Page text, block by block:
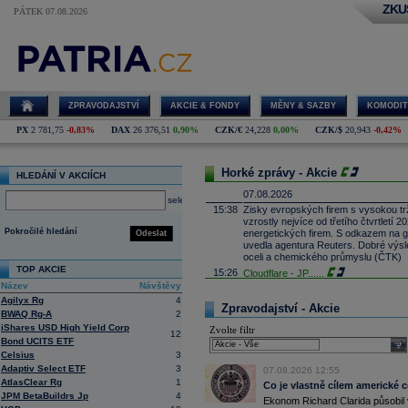
PÁTEK 07.08.2026
ZPRAVODAJSTVÍ AKCIE & FONDY MĚNY & SAZBY
PX 2 781,75 -0,83% DAX 26 376,51 0,90% CZK/€ 24,228 0,00% CZK/$ 20,943 -0,42%
HLEDÁNÍ V AKCIÍCH
select
Odeslat
Pokročilé hledání
TOP AKCIE
Název
Návštěvy
Agilyx Rg
4
BWAQ Rg-A
2
iShares USD High Yield Corp
Bond UCITS ETF
12
Celsius
3
Adaptiv Select ETF
3
AtlasClear Rg
1
JPM BetaBuildrs Jp
4
Horké zprávy - Akcie
07.08.2026
15:38 Zisky evropských firem s vysokou
vzrostly nejvíce od třetího čtvrtletí
energetických firem. S odkazem na
uvedla agentura Reuters. Dobré
oceli a chemického průmyslu (ČTK)
15:26 Cloudflare - JP......
14:49 Airbnb -JP Mor......
14:24
13:59 DHL - Bernstein...
13:44 BAE Systems - M...
13:04 Jedna z největších světových
procent v novém provozovateli
Nový společný podnik založí s
Zpravodajství - Akcie
Zvolte filtr
07.08.2026 12:55
Co je vlastně cílem americké
Ekonom Richard Clarida